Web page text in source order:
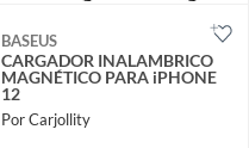
BASEUS
CARGADOR INALAMBRICO
MAGNÉTICO PARA iPHONE
12
Por Carjollity